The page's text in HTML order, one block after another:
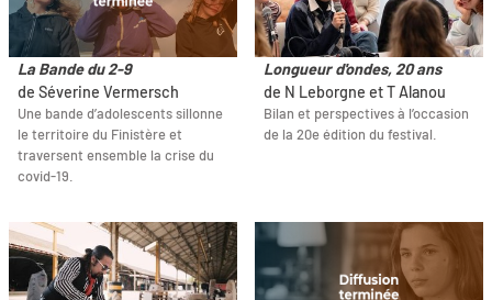
La Bande du 2-9
de Séverine Vermersch
Une bande d’adolescents sillonne
le territoire du Finistère et
traversent ensemble la crise du
covid-19.
Longueur d'ondes, 20 ans
de N Leborgne et T Alanou
Bilan et perspectives à l’occasion
de la 20e édition du festival.